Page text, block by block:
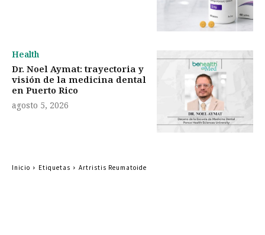
Health
Dr. Noel Aymat: trayectoria y
visión de la medicina dental
en Puerto Rico
agosto 5, 2026
Inicio Etiquetas Artristis Reumatoide